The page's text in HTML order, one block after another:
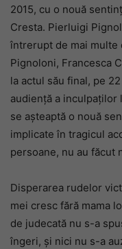
2015, cu o nouă
Cresta. Pierluigi
întrerupt de mai multe
Pignoloni, Francesca
la actul său final, pe
audiență a inculpaților
se așteaptă o nouă
implicate în tragicul
persoane, nu au făcut
Disperarea rudelor
mei cresc fără mama
de judecată nu s-a
îngeri, și nici nu s-a